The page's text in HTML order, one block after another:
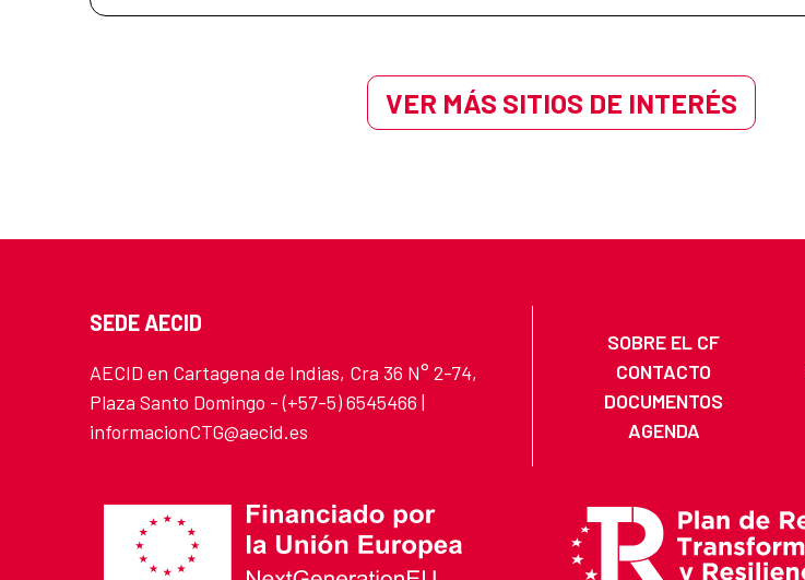
VER MÁS SITIOS DE INTERÉS
SEDE AECID
AECID en Cartagena de Indias, Cra 36 N° 2-74,
Plaza Santo Domingo - (+57-5) 6545466 |
informacionCTG@aecid.es
SOBRE EL CF
CONTACTO
DOCUMENTOS
AGENDA